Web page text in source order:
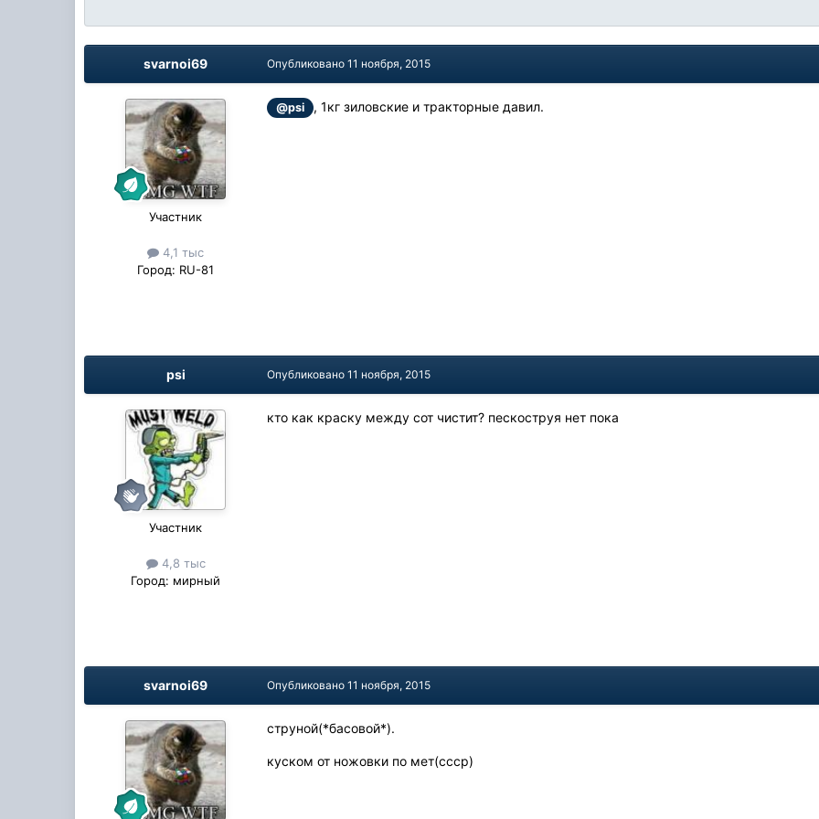
svarnoi69
Участник
4,1 тыс
Город: RU-81
Опубликовано11 ноября, 2015
@psi , 1кг зиловские и тракторные давил.
psi
Участник
4,8 тыс
Город: мирный
Опубликовано11 ноября, 2015
кто как краску между сот чистит? пескоструя нет пока
svarnoi69 Опубликовано11 ноября, 2015
струной(*басовой*).
куском от ножовки по мет(ссср)